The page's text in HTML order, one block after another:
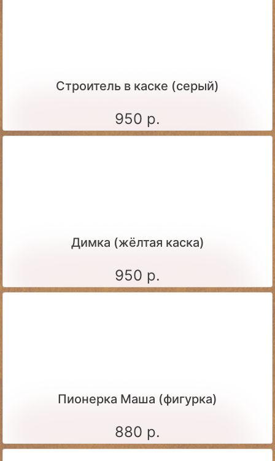
Строитель в каске (серый)
950 р.
Димка (жёлтая каска)
950 р.
Пионерка Маша (фигурка)
880 р.